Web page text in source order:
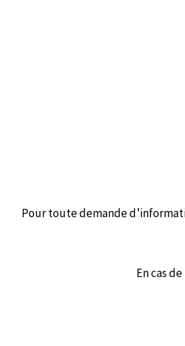
Pour toute demande
En cas